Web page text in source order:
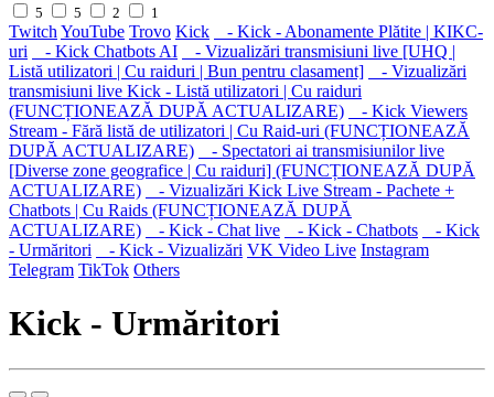
5 5 2 1
Twitch YouTube Trovo Kick
- Kick - Abonamente Plătite | KIKC-
uri
- Kick Chatbots AI
- Vizualizări transmisiuni live [UHQ |
Listă utilizatori | Cu raiduri | Bun pentru clasament]
- Vizualizări
transmisiuni live Kick - Listă utilizatori | Cu raiduri
(FUNCȚIONEAZĂ DUPĂ ACTUALIZARE)
- Kick Viewers
Stream - Fără listă de utilizatori | Cu Raid-uri (FUNCȚIONEAZĂ
DUPĂ ACTUALIZARE)
- Spectatori ai transmisiunilor live
[Diverse zone geografice | Cu raiduri] (FUNCȚIONEAZĂ DUPĂ
ACTUALIZARE)
- Vizualizări Kick Live Stream - Pachete +
Chatbots | Cu Raids (FUNCȚIONEAZĂ DUPĂ
ACTUALIZARE)
- Kick - Chat live - Kick - Chatbots
- Kick
- Urmăritori
- Kick - Vizualizări VK Video Live Instagram
Telegram TikTok Others
Kick - Urmăritori